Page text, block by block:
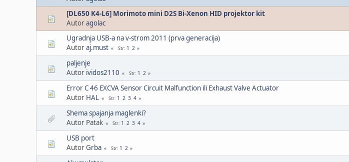
[DL650 K4-L6] Morimoto mini D2S Bi-Xenon HID projektor kit
Autoragolac
Ugradnja USB-a na v-strom 2011 (prva generacija)
Autoraj.must Str 1 2
paljenje
Autor ividos2110 Str 1 2
Error C 46 EXCVA Sensor Circuit Malfunction ili Exhaust Valve Actuator
Autor HAL Str 1 2 3 4
Shema spajanja maglenki?
Autor Patak
Str 1 2 3 4
USB port
AutorGrba Str 1 2